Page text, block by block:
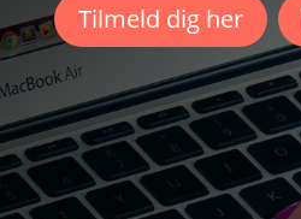
Tilmeld dig her